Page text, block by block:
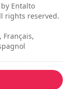
Entalto
rights reserved.
Français,
du jeu.